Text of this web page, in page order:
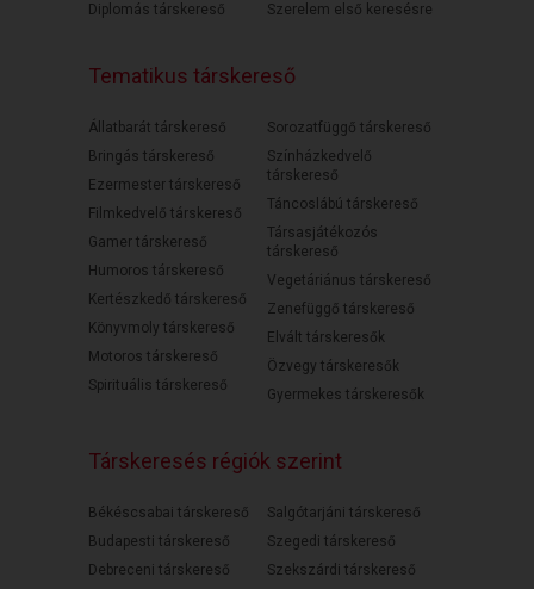
Diplomás társkereső
Szerelem első keresésre
Tematikus társkereső
Állatbarát társkereső
Bringás társkereső
Ezermester társkereső
Filmkedvelő társkereső
Gamer társkereső
Humoros társkereső
Kertészkedő társkereső
Könyvmoly társkereső
Motoros társkereső
Spirituális társkereső
Sorozatfüggő társkereső
Színházkedvelő
társkereső
Táncoslábú társkereső
Társasjátékozós
társkereső
Vegetáriánus társkereső
Zenefüggő társkereső
Elvált társkeresők
Özvegy társkeresők
Gyermekes társkeresők
Társkeresés régiók szerint
Békéscsabai társkereső
Budapesti társkereső
Debreceni társkereső
Salgótarjáni társkereső
Szegedi társkereső
Szekszárdi társkereső